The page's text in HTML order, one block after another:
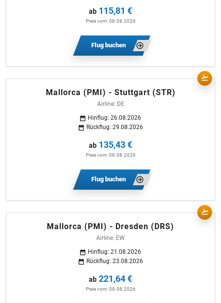
ab 115,81 €
Preis vom: 08.08.2026
Flug buchen
Mallorca (PMI) - Stuttgart (STR)
Airline: DE
Hinflug: 26.08.2026
Rückflug: 29.08.2026
ab 135,43 €
Preis vom: 08.08.2026
Flug buchen
Mallorca (PMI) - Dresden (DRS)
Airline: EW
Hinflug: 21.08.2026
Rückflug: 23.08.2026
ab 221,64 €
Preis vom: 08.08.2026